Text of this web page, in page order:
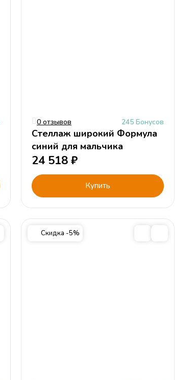
0 отзывов 245 Бонусов
Стеллаж широкий Формула
синий для мальчика
24 518 ₽
Купить
Скидка -5%